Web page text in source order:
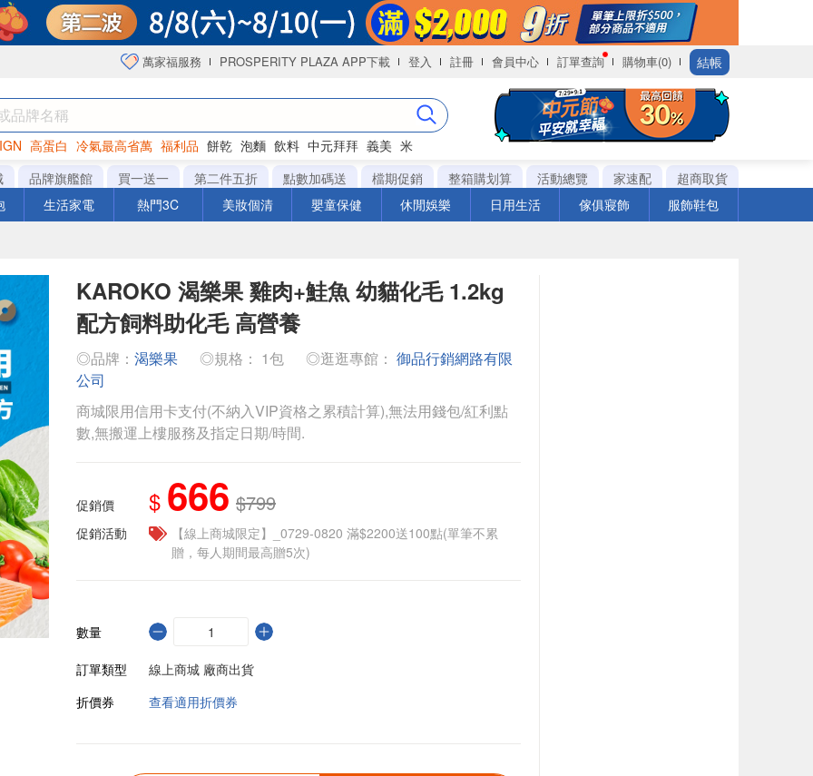
萬家福服務 PROSPERITY PLAZA APP下載 登入 註冊 會員中心 訂單查詢 購物車(0) 結帳
高蛋白 冷氣最高省萬 福利品 餅乾 泡麵 飲料 中元拜拜 義美 米
海苔
品牌旗艦館 買一送一 第二件五折 點數加碼送 檔期促銷 整箱購划算 活動總覽 家速配
超商取貨
生活家電 熱門3C 美妝個清 嬰童保健 休閒娛樂 日用生活 傢俱寢飾 服飾鞋包
KAROKO 渴樂果 雞肉+鮭魚 幼貓化毛 1.2kg
配方飼料助化毛 高營養
◎品牌： 渴樂果 ◎規格： 1包 ◎逛逛專館： 御品行銷網路有限
公司
商城限用信用卡支付(不納入VIP資格之累積計算),無法用錢包/紅利點
數,無搬運上樓服務及指定日期/時間.
促銷價 $ 666 $799
促銷活動
【線上商城限定】_0729-0820 滿$2200送100點(單筆不累
贈，每人期間最高贈5次)
數量
訂單類型
線上商城 廠商出貨
折價券
查看適用折價券